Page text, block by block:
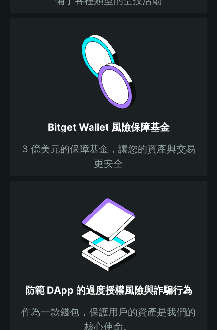
Bitget Wallet 風險保障基金
3 億美元的保障基金，讓您的資產與交易
更安全
防範 DApp 的過度授權風險與詐騙行為
作為一款錢包，保護用戶的資產是我們的
核心使命。